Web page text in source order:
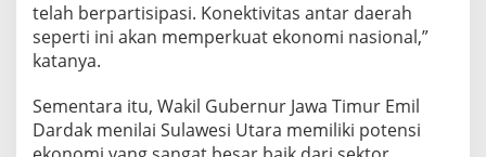
telah berpartisipasi. Konektivitas antar daerah
seperti ini akan memperkuat ekonomi nasional,”
katanya.
Sementara itu, Wakil Gubernur Jawa Timur Emil
Dardak menilai Sulawesi Utara memiliki potensi